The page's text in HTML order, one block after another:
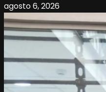
agosto 6, 2026